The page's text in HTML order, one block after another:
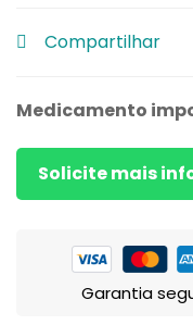
Compartilhar
Medicamento
Solicite mais
Garantia